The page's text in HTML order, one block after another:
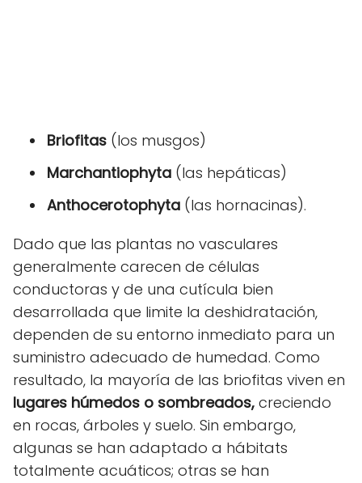
Briofitas (los musgos)
Marchantiophyta (las hepáticas)
Anthocerotophyta (las hornacinas).
Dado que las plantas no vasculares
generalmente carecen de células
conductoras y de una cutícula bien
desarrollada que limite la deshidratación,
dependen de su entorno inmediato para un
suministro adecuado de humedad. Como
resultado, la mayoría de las briofitas viven en
lugares húmedos o sombreados, creciendo
en rocas, árboles y suelo. Sin embargo,
algunas se han adaptado a hábitats
totalmente acuáticos; otras se han